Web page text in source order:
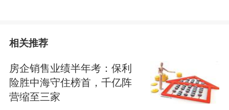
相关推荐
房企销售业绩半年考：保利
险胜中海守住榜首，千亿阵
营缩至三家